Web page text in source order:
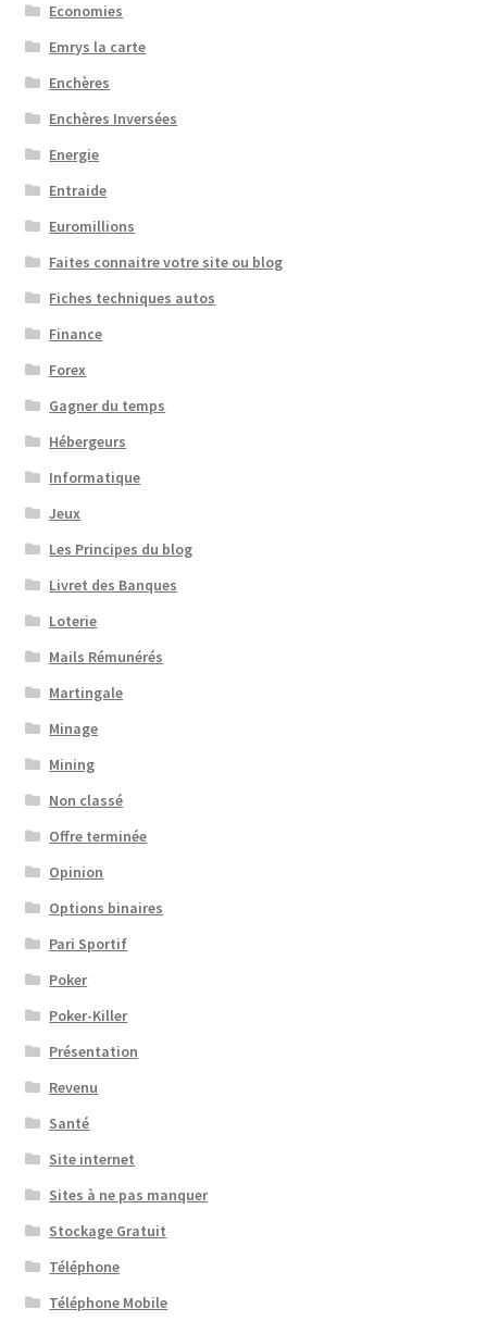
Economies
Emrys la carte
Enchères
Enchères Inversées
Energie
Entraide
Euromillions
Faites connaitre votre site ou blog
Fiches techniques autos
Finance
Forex
Gagner du temps
Hébergeurs
Informatique
Jeux
Les Principes du blog
Livret des Banques
Loterie
Mails Rémunérés
Martingale
Minage
Mining
Non classé
Offre terminée
Opinion
Options binaires
Pari Sportif
Poker
Poker-Killer
Présentation
Revenu
Santé
Site internet
Sites à ne pas manquer
Stockage Gratuit
Téléphone
Téléphone Mobile